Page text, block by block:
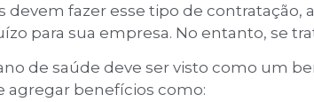
devem fazer esse tipo de contratação,
para sua empresa. No entanto, se
de saúde deve ser visto como um
agregar benefícios como: